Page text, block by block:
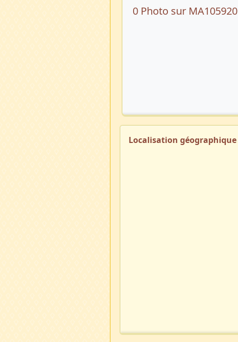
0 Photo sur MA105920
Localisation géographique